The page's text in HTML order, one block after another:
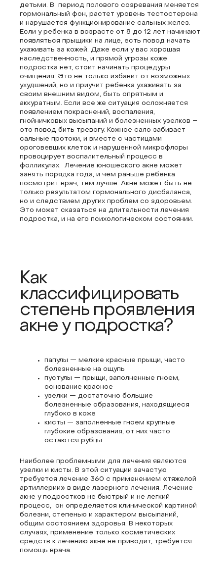
детьми. В период полового созревания меняется
гормональный фон, растет уровень тестостерона
и нарушается функционирование сальных желез.
Если у ребенка в возрасте от 8 до 12 лет начинают
появляться прыщики на лице, есть повод начать
ухаживать за кожей. Даже если у вас хорошая
наследственность, и прямой угрозы коже
подростка нет, стоит начинать процедуры
очищения. Это не только избавит от возможных
ухудшений, но и приучит ребенка ухаживать за
своим внешним видом, быть опрятным и
аккуратным. Если все же ситуация осложняется
появлением покраснений, воспаления,
гнойничковых высыпаний и болезненных узелков –
это повод бить тревогу. Кожное сало забивает
сальные протоки, и вместе с частицами
ороговевших клеток и нарушенной микрофлоры
провоцирует воспалительный процесс в
фолликулах. Лечение юношеского акне может
занять порядка года, и чем раньше ребенка
посмотрит врач, тем лучше. Акне может быть не
только результатом гормонального дисбаланса,
но и следствием других проблем со здоровьем.
Это может сказаться на длительности лечения
подростка, и на его психологическом состоянии.
Как
классифицировать
степень проявления
акне у подростка?
папулы — мелкие красные прыщи, часто
болезненные на ощупь
пустулы — прыщи, заполненные гноем,
основание красное
узелки — достаточно большие
болезненные образования, находящиеся
глубоко в коже
кисты — заполненные гноем крупные
глубокие образования, от них часто
остаются рубцы
Наиболее проблемными для лечения являются
узелки и кисты. В этой ситуации зачастую
требуется лечение 360 с применением «тяжелой
артиллерии» в виде лазерного лечения. Лечение
акне у подростков не быстрый и не легкий
процесс, он определяется клинической картиной
болезни, степенью и характером высыпаний,
общим состоянием здоровья. В некоторых
случаях, применение только косметических
средств к лечению акне не приводит, требуется
помощь врача.